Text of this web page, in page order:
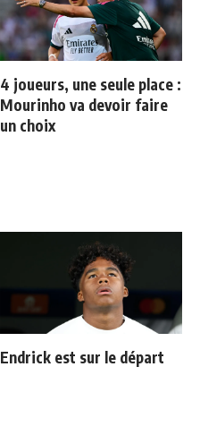
4 joueurs, une seule place :
Mourinho va devoir faire
un choix
Endrick est sur le départ